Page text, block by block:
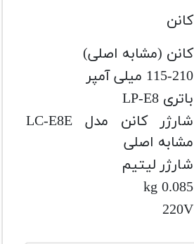
کانن
کانن (مشابه اصلی)
115-210 میلی آمپر
باتری LP-E8
شارژر کانن مدل LC-E8E
مشابه اصلی
شارژر لیتیم
0.085 kg
220V